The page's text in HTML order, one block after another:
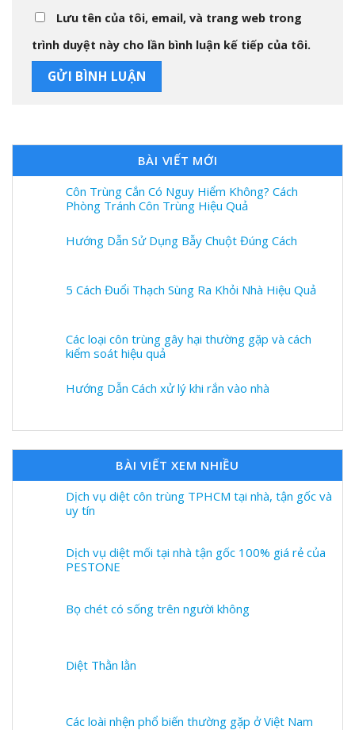
Lưu tên của tôi, email, và trang web trong
trình duyệt này cho lần bình luận kế tiếp của tôi.
BÀI VIẾT MỚI
Côn Trùng Cắn Có Nguy Hiểm Không? Cách
Phòng Tránh Côn Trùng Hiệu Quả
Hướng Dẫn Sử Dụng Bẫy Chuột Đúng Cách
5 Cách Đuổi Thạch Sùng Ra Khỏi Nhà Hiệu Quả
Các loại côn trùng gây hại thường gặp và cách
kiểm soát hiệu quả
Hướng Dẫn Cách xử lý khi rắn vào nhà
BÀI VIẾT XEM NHIỀU
Dịch vụ diệt côn trùng TPHCM tại nhà, tận gốc và
uy tín
Dịch vụ diệt mối tại nhà tận gốc 100% giá rẻ của
PESTONE
Bọ chét có sống trên người không
Diệt Thằn lằn
Các loài nhện phổ biến thường gặp ở Việt Nam